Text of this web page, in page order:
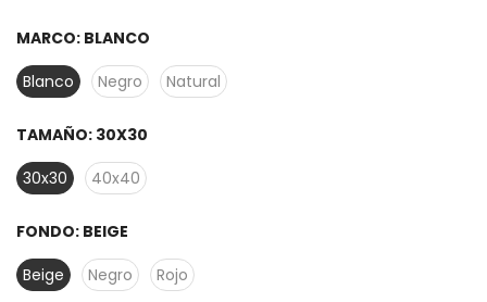
MARCO: BLANCO
Blanco
Negro Natural
TAMAÑO: 30X30
30x30
40x40
FONDO: BEIGE
Beige
Negro Rojo